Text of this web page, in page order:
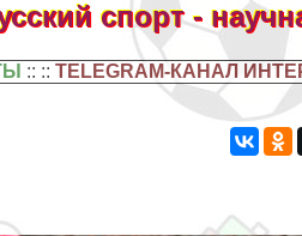
спорт -
:: ::TELEGRAM-КАНАЛ